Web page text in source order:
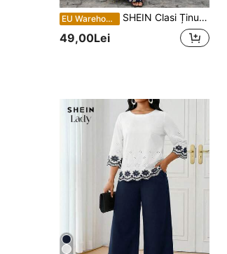
EU Warehouse SHEIN Clasi Ținute Două Piese Femei Pentru Purtare Zilnic
49,00Lei